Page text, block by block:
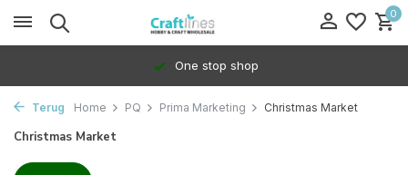
0
One stop shop
Terug Home PQ Prima Marketing Christmas Market
Christmas Market